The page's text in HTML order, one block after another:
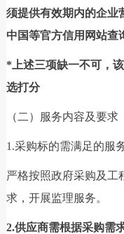
须提供有效期内的企业
中国等官方信用网站查
*上述三项缺一不可，
选打分
（二）服务内容及要求
1.采购标的需满足的服
严格按照政府采购及工
求，开展监理服务。
2.供应商需根据采购需